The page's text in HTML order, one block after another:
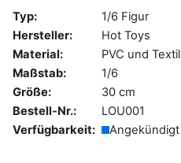
Typ:
1/6 Figur
Hersteller:
Hot Toys
Material:
PVC und Textil
Maßstab:
1/6
Größe:
30 cm
Bestell-Nr.:
LOU001
Verfügbarkeit:
Angekündigt